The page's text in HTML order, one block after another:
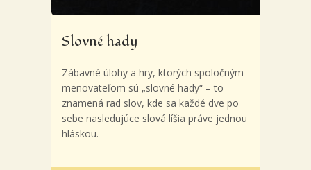
Slovné hady
Zábavné úlohy a hry, ktorých spoločným
menovateľom sú „slovné hady“ – to
znamená rad slov, kde sa každé dve po
sebe nasledujúce slová líšia práve jednou
hláskou.